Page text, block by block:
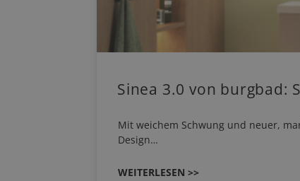
Sinea 3.0 von burgbad:
Mit weichem Schwung und neuer,
Design…
WEITERLESEN >>